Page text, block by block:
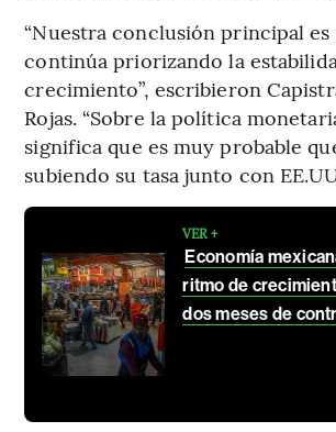
“Nuestra conclusión principal
continúa priorizando la
crecimiento”, escribieron
Rojas. “Sobre la política
significa que es muy probable
subiendo su tasa junto con
VER +
Economía
ritmo de
dos meses de